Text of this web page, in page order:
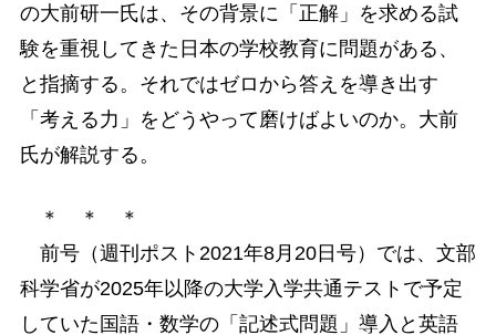
の大前研一氏は、その背景に「正解」を求める試
験を重視してきた日本の学校教育に問題がある、
と指摘する。それではゼロから答えを導き出す
「考える力」をどうやって磨けばよいのか。大前
氏が解説する。
＊ ＊ ＊
前号（週刊ポスト2021年8月20日号）では、文部
科学省が2025年以降の大学入学共通テストで予定
していた国語・数学の「記述式問題」導入と英語